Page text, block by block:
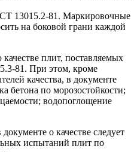
13015.2-81. Маркировочные
на боковой грани каждой
плит, поставляемых
81. При этом, кроме
качества, в документе
бетона по морозостойкости;
водопоглощение
о качестве следует
испытаний плит по